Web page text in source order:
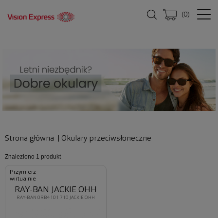
(0)
Strona główna Okulary przeciwsłoneczne
Znaleziono 1 produkt
Przymierz
wirtualnie
RAY-BAN 0RB4101 710 JACKIE OHH
RAY-BAN JACKIE OHH